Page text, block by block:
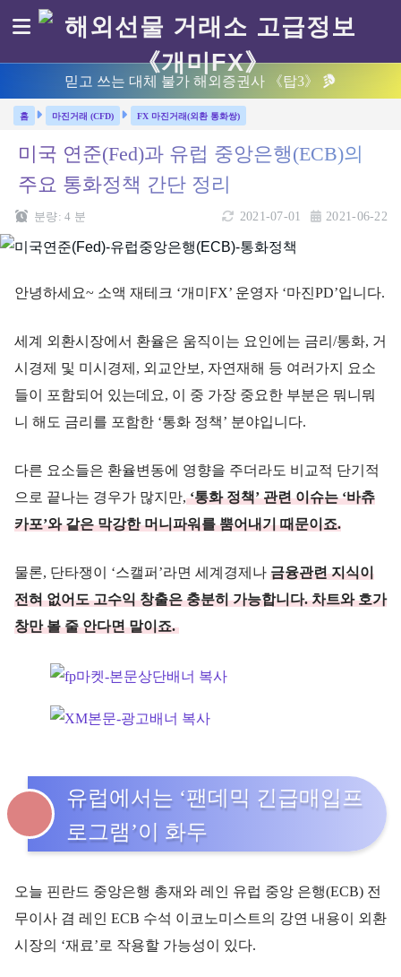
믿고 쓰는 대체 불가 해외증권사 《탑3》
마진거래 (CFD) FX 마진거래(외환 통화쌍)
미국 연준(Fed)과 유럽 중앙은행(ECB)의
주요 통화정책 간단 정리
2021-06-22
2021-07-01
분량: 4 분
안녕하세요~ 소액 재테크 ‘개미FX’ 운영자 ‘마진PD’입니다.
세계 외환시장에서 환율은 움직이는 요인에는 금리/통화, 거
시경제 및 미시경제, 외교안보, 자연재해 등 여러가지 요소
들이 포함되어 있는데요, 이 중 가장 중요한 부분은 뭐니뭐
니 해도 금리를 포함한 ‘통화 정책’ 분야입니다.
다른 요소들은 환율변동에 영향을 주더라도 비교적 단기적
으로 끝나는 경우가 많지만,‘통화 정책’ 관련 이슈는 ‘바츄
카포’와 같은 막강한 머니파워를 뿜어내기 때문이죠.
물론, 단타쟁이 ‘스캘퍼’라면 세계경제나 금융관련 지식이
전혀 없어도 고수익 창출은 충분히 가능합니다. 차트와 호가
창만 볼 줄 안다면 말이죠.
유럽에서는 ‘팬데믹 긴급매입프
로그램’이 화두
오늘 핀란드 중앙은행 총재와 레인 유럽 중앙 은행(ECB) 전
무이사 겸 레인 ECB 수석 이코노미스트의 강연 내용이 외환
시장의 ‘재료’로 작용할 가능성이 있다.